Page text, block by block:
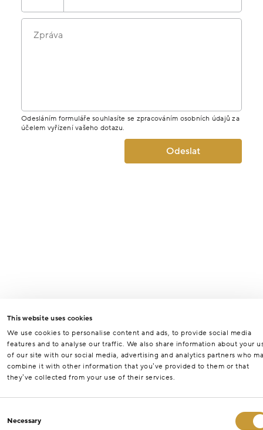
This website uses cookies
We use cookies to personalise content and ads, to provide social media
features and to analyse our traffic. We also share information about your
of our site with our social media, advertising and analytics partners who
combine it with other information that you’ve provided to them or that
they’ve collected from your use of their services.
Selection
Necessary
Zpráva
Odesláním formuláře souhlasíte se zpracováním osobních údajů za
účelem vyřízení vašeho dotazu.
Odeslat